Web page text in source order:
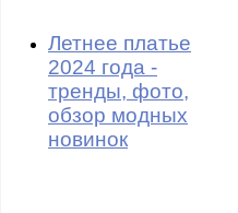
Летнее платье
2024 года -
тренды, фото,
обзор модных
новинок